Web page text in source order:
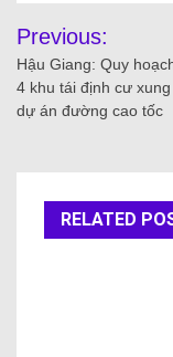
Previous:
Hậu Giang: Quy
4 khu tái định cư
dự án đường cao tốc
RELATED